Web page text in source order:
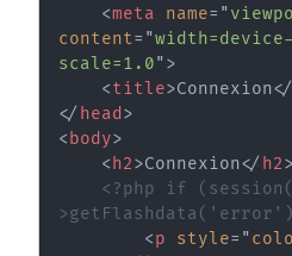
<meta name= "
content= "
scale=1.0">
<title>Connexion</
</ head >
< body>
< h2>Connexion</ h2>
<?php if
<p style= "